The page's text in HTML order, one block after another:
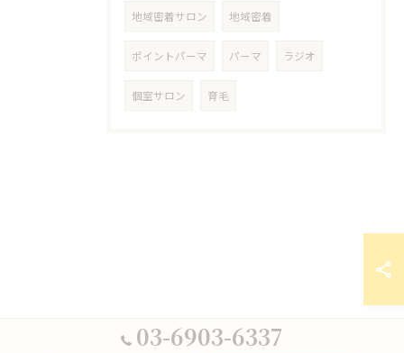
地域密着サロン 地域密着
ポイントパーマ パーマ ラジオ
個室サロン 育毛
03-6903-6337